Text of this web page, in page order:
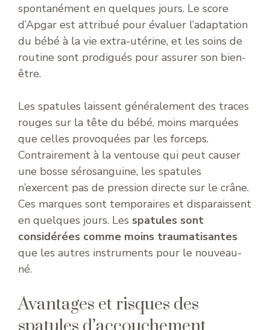
spontanément en quelques jours. Le score
d’Apgar est attribué pour évaluer l’adaptation
du bébé à la vie extra-utérine, et les soins de
routine sont prodigués pour assurer son bien-
être.
Les spatules laissent généralement des traces
rouges sur la tête du bébé, moins marquées
que celles provoquées par les forceps.
Contrairement à la ventouse qui peut causer
une bosse sérosanguine, les spatules
n’exercent pas de pression directe sur le crâne.
Ces marques sont temporaires et disparaissent
en quelques jours. Les spatules sont
considérées comme moins traumatisantes
que les autres instruments pour le nouveau-
né.
Avantages et risques des